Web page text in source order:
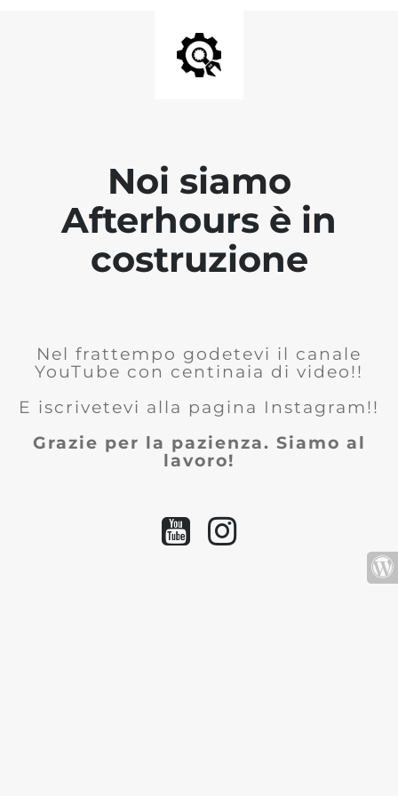
Noi siamo
Afterhours è in
costruzione
Nel frattempo godetevi il canale
YouTube con centinaia di video!!
E iscrivetevi alla pagina Instagram!!
Grazie per la pazienza. Siamo al
lavoro!